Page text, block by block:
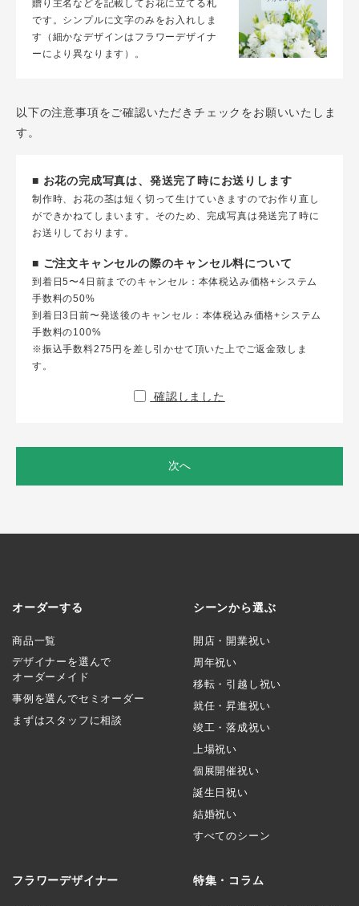
贈り主名などを記載してお花に立てる札
です。シンプルに文字のみをお入れしま
す（細かなデザインはフラワーデザイナ
ーにより異なります）。
以下の注意事項をご確認いただきチェックをお願いいたしま
す。
■ お花の完成写真は、発送完了時にお送りします
制作時、お花の茎は短く切って生けていきますのでお作り直し
ができかねてしまいます。そのため、完成写真は発送完了時に
お送りしております。
■ ご注文キャンセルの際のキャンセル料について
到着日5〜4日前までのキャンセル：本体税込み価格+システム
手数料の50%
到着日3日前〜発送後のキャンセル：本体税込み価格+システム
手数料の100%
※振込手数料275円を差し引かせて頂いた上でご返金致しま
す。
確認しました
次へ
オーダーする
商品一覧
デザイナーを選んで
オーダーメイド
事例を選んでセミオーダー
まずはスタッフに相談
シーンから選ぶ
開店・開業祝い
周年祝い
移転・引越し祝い
就任・昇進祝い
竣工・落成祝い
上場祝い
個展開催祝い
誕生日祝い
結婚祝い
すべてのシーン
フラワーデザイナー 特集・コラム